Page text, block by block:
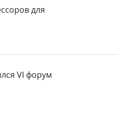
для
VI форум